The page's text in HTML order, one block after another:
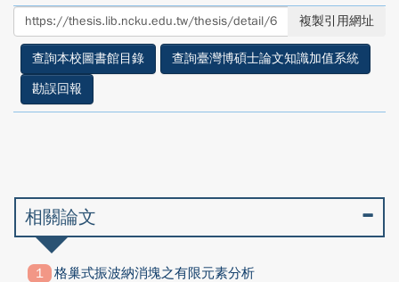
至
facebook
至
twitter
複製引用網址
查詢本校圖書館目錄
查詢臺灣博碩士論文知識加值系統
勘誤回報
相關論文
格巢式振波納消塊之有限元素分析